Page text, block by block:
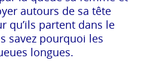
autours de sa tête
qu’ils partent dans le
savez pourquoi les
longues.